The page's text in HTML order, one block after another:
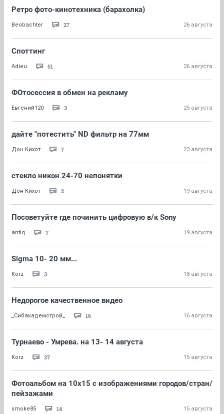
Ретро фото-кинотехника (барахолка)
Beobachter 27 26 августа
Споттинг
Adieu 51 26 августа
ФОтосессия в обмен на рекламу
Евгений120 3 25 августа
дайте "потестить" ND фильтр на 77мм
Дон Кихот 7 23 августа
стекло никон 24-70 непонятки
Дон Кихот 2 19 августа
Посоветуйте где починить цифровую в/к Sony
antiq 7 19 августа
Sigma 10- 20 мм...
Korz 3 18 августа
Недорогое качественное видео
_Сибакадемстрой_ 16 16 августа
Турнаево - Умрева. на 13- 14 августа
Korz 37 15 августа
Фотоальбом на 10х15 с изображениями городов/стран/
пейзажами
smoke85 14 15 августа